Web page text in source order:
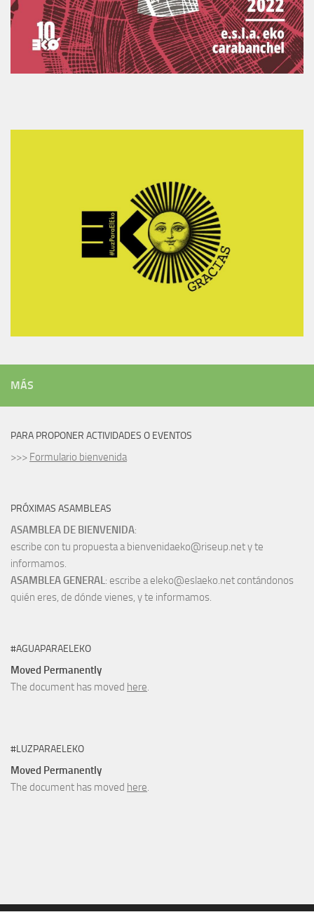
MÁS
PARA PROPONER ACTIVIDADES O EVENTOS
>>> Formulario bienvenida
PRÓXIMAS ASAMBLEAS
ASAMBLEA DE BIENVENIDA:
escribe con tu propuesta a bienvenidaeko@riseup.net y te
informamos.
ASAMBLEA GENERAL: escribe a eleko@eslaeko.net contándonos
quién eres, de dónde vienes, y te informamos.
#AGUAPARAELEKO
Moved Permanently
The document has moved here.
#LUZPARAELEKO
Moved Permanently
The document has moved here.